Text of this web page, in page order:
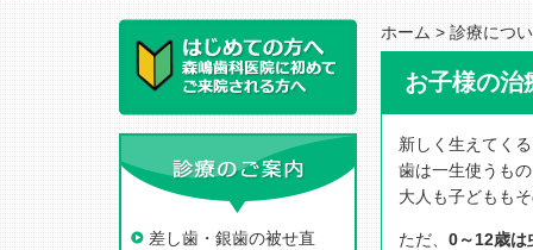
ホーム>診療につ
お子様の治
新しく生えてく
歯は一生使うも
大人も子どもも
ただ、 0～12歳は
差し歯・銀歯の被せ直